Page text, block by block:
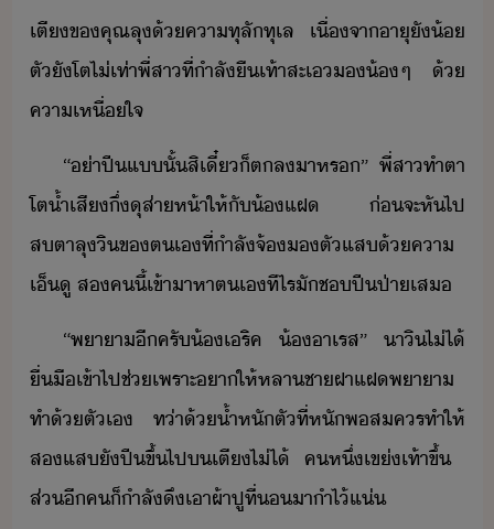
เตี​ข​คุณ​ลุ​้​คาทุลัทุเล​ ​เื่จา​าุ​ั้​
ตั​ั​โต​ไ่​เท่า​พี่สา​ที่​ำลั​ื​เท้าสะเ​​้ๆ​ ​้​
คาเหื่​ใจ
​“​่า​ปี​แ​ั้​สิ​เี๋​็​ตล​า​หร​”​ ​พี่สา​ทำตา​
โต​้ำ​เสี​ึ่​ุ​ส่าห้า​ให้​ั​้​แฝ​ ​่​จะ​หัไป​
สตา​ลุ​ิ​ข​ตเ​ที่​ำลั​จ้​ตัแส​้​คา​
เ็ู​ ​ส​ค​ี้​เข้าา​หา​ตเ​ทีไร​ั​ช​ปีป่า​เส
​“​พาา​ี​ครั​้​เ​ริค​ ​้​า​เรส​”​ ​าิ​ไ่ไ้​
ื่ื​เข้าไป​ช่​เพราะ​า​ให้​หลาชา​ฝาแฝ​พาา​
ทำ​้ตัเ​ ​ท่า​้​้ำหั​ตั​ที่​หั​พสคร​ทำให้​
ส​แส​ั​ปี​ขึ้ไป​​เตี​ไ่ไ้​ ​ค​หึ่​เข่​เท้า​ขึ้​ ​
ส่​ี​ค​็​ำลั​ึ​เา​ผ้าปูที่​าำ​ไ้​แ่